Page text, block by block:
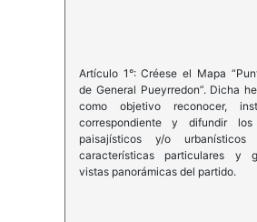
Artículo 1°: Créese el Mapa
de General Pueyrredon”. Dicha
como objetivo reconocer,
correspondiente y difundir
paisajísticos y/o
características particulares y
vistas panorámicas del partido.